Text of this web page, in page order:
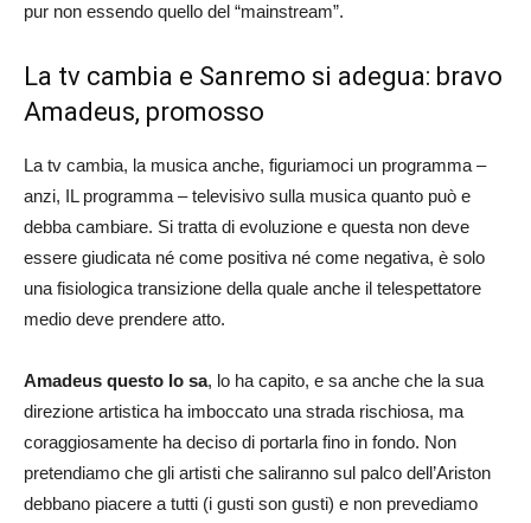
pur non essendo quello del “mainstream”.
La tv cambia e Sanremo si adegua: bravo
Amadeus, promosso
La tv cambia, la musica anche, figuriamoci un programma –
anzi, IL programma – televisivo sulla musica quanto può e
debba cambiare. Si tratta di evoluzione e questa non deve
essere giudicata né come positiva né come negativa, è solo
una fisiologica transizione della quale anche il telespettatore
medio deve prendere atto.
Amadeus questo lo sa, lo ha capito, e sa anche che la sua
direzione artistica ha imboccato una strada rischiosa, ma
coraggiosamente ha deciso di portarla fino in fondo. Non
pretendiamo che gli artisti che saliranno sul palco dell’Ariston
debbano piacere a tutti (i gusti son gusti) e non prevediamo